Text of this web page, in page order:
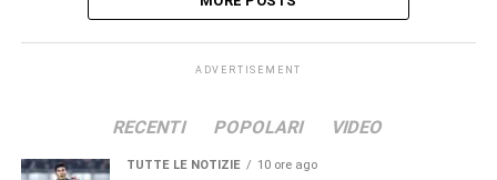
ADVERTISEMENT
RECENTI POPOLARI VIDEO
TUTTE LE NOTIZIE 10 ore ago